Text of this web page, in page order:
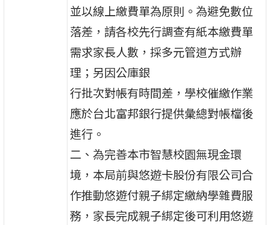
並以線上繳費單為原則。為避免數位
落差，請各校先行調查有紙本繳費單
需求家長人數，採多元管道方式辦
理；另因公庫銀
行批次對帳有時間差，學校催繳作業
應於台北富邦銀行提供彙總對帳檔後
進行。
二、為完善本市智慧校園無現金環
境，本局前與悠遊卡股份有限公司合
作推動悠遊付親子綁定繳納學雜費服
務，家長完成親子綁定後可利用悠遊